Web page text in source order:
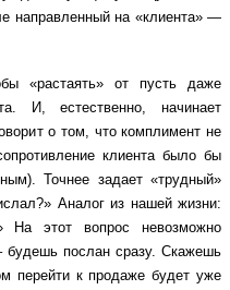
направленный на «клиента» —
«растаять» от пусть даже
И, естественно, начинает
о том, что комплимент не
клиента было бы
Точнее задает «трудный»
Аналог из нашей жизни:
На этот вопрос невозможно
будешь послан сразу. Скажешь
перейти к продаже будет уже